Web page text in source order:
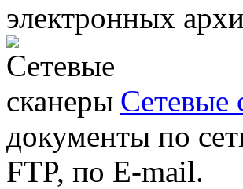
электронных
Сетевые
документы по
FTP, по E-mail.